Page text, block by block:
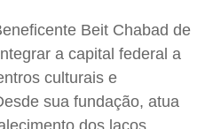
Beit Chabad de
a capital federal a
culturais e
sua fundação, atua
dos laços